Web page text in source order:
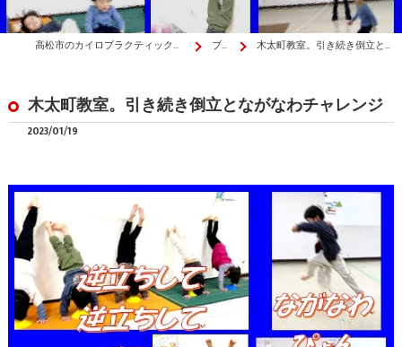
高松市のカイロプラクティックはか・から～ず施術院 ブログ 木太町教室。引き続き倒立とながなわチャレンジ
木太町教室。引き続き倒立とながなわチャレンジ
2023/01/19